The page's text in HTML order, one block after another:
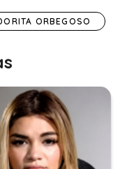
ORBEGOSO